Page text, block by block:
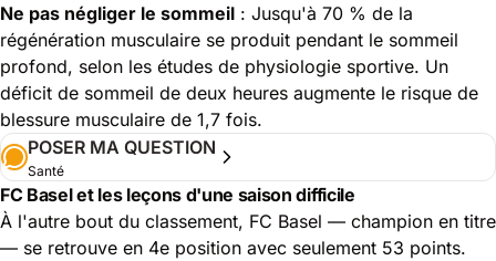
Ne pas négliger le sommeil : Jusqu'à 70 % de la
régénération musculaire se produit pendant le sommeil
profond, selon les études de physiologie sportive. Un
déficit de sommeil de deux heures augmente le risque de
blessure musculaire de 1,7 fois.
POSER MA QUESTION
Santé
FC Basel et les leçons d'une saison difficile
À l'autre bout du classement, FC Basel — champion en titre
— se retrouve en 4e position avec seulement 53 points.